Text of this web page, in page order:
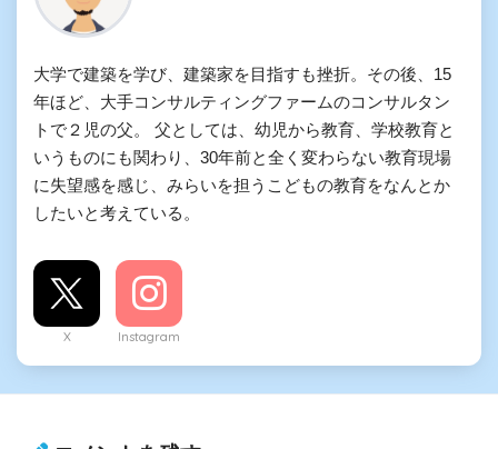
大学で建築を学び、建築家を目指すも挫折。その後、15
年ほど、大手コンサルティングファームのコンサルタン
トで２児の父。 父としては、幼児から教育、学校教育と
いうものにも関わり、30年前と全く変わらない教育現場
に失望感を感じ、みらいを担うこどもの教育をなんとか
したいと考えている。
X Instagram